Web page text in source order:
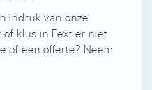
indruk van onze
klus in Eext er niet
of een offerte? Neem